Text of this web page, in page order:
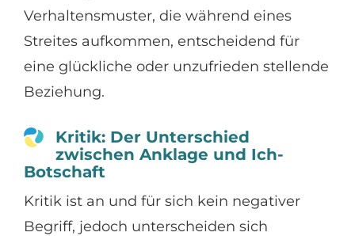
Verhaltensmuster, die während eines
Streites aufkommen, entscheidend für
eine glückliche oder unzufrieden stellende
Beziehung.
Kritik: Der Unterschied
zwischen Anklage und Ich-
Botschaft
Kritik ist an und für sich kein negativer
Begriff, jedoch unterscheiden sich